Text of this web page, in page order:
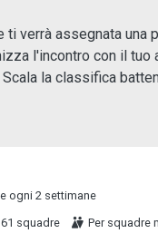
ti verrà assegnata una
l'incontro con il tuo
la classifica
ogni 2 settimane
61 squadre
Per squadre